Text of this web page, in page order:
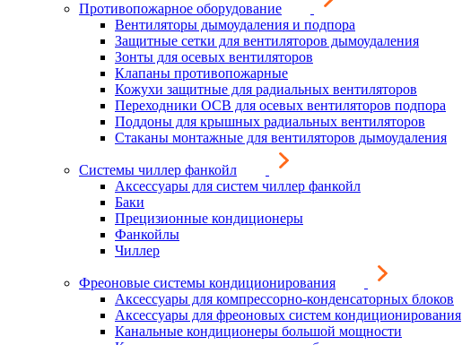
Противопожарное оборудование
Вентиляторы дымоудаления и подпора
Защитные сетки для вентиляторов дымоудаления
Зонты для осевых вентиляторов
Клапаны противопожарные
Кожухи защитные для радиальных вентиляторов
Переходники ОСВ для осевых вентиляторов подпора
Поддоны для крышных радиальных вентиляторов
Стаканы монтажные для вентиляторов дымоудаления
Системы чиллер фанкойл
Аксессуары для систем чиллер фанкойл
Баки
Прецизионные кондиционеры
Фанкойлы
Чиллер
Фреоновые системы кондиционирования
Аксессуары для компрессорно-конденсаторных блоков
Аксессуары для фреоновых систем кондиционирования
Канальные кондиционеры большой мощности